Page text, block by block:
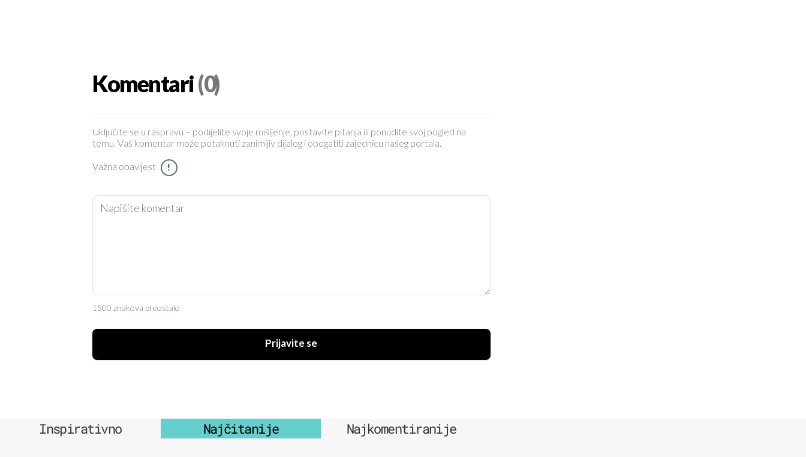
Komentari(0)
Uključite se u raspravu – podijelite svoje mišljenje, postavite pitanja ili ponudite svoj pogled na
temu. Vaš komentar može potaknuti zanimljiv dijalog i obogatiti zajednicu našeg portala.
Važna obavijest !
1500 znakova preostalo
Prijavite se
Inspirativno Najčitanije Najkomentiranije